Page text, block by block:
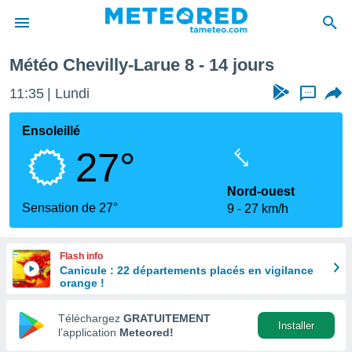
de
Météo Chevilly-Larue 8 - 14 jours
11:35 Lundi ...
Ensoleillé
27°
Sensation de 27°
Nord-ouest
9
27 km/h
Flash info
Canicule : 22 départements placés en vigilance
orange !
Téléchargez GRATUITEMENT
l’application Meteored!
Installer